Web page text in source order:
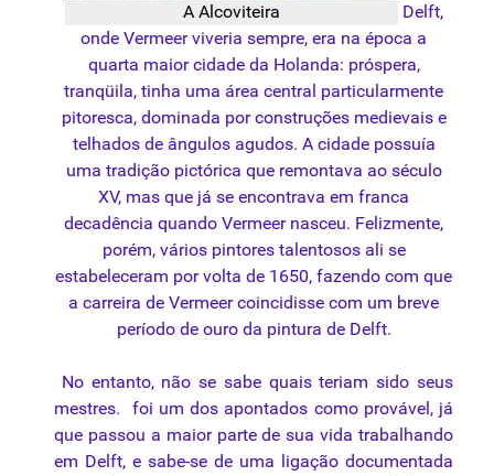
A Alcoviteira
Delft,
onde Vermeer viveria sempre, era na época a
quarta maior cidade da Holanda: próspera,
tranqüila, tinha uma área central particularmente
pitoresca, dominada por construções medievais e
telhados de ângulos agudos. A cidade possuía
uma tradição pictórica que remontava ao século
XV, mas que já se encontrava em franca
decadência quando Vermeer nasceu. Felizmente,
porém, vários pintores talentosos ali se
estabeleceram por volta de 1650, fazendo com que
a carreira de Vermeer coincidisse com um breve
período de ouro da pintura de Delft.
No entanto, não se sabe quais teriam sido seus
mestres. foi um dos apontados como provável, já
que passou a maior parte de sua vida trabalhando
em Delft, e sabe-se de uma ligação documentada